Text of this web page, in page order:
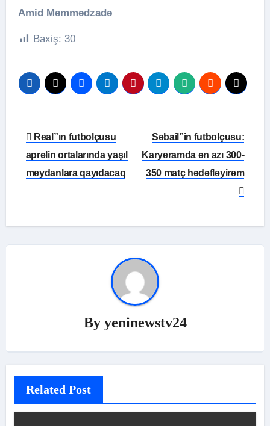
Amid Məmmədzadə
Baxiş: 30
Yazı
naviqasiyası
Real”ın futbolçusu
aprelin ortalarında yaşıl
meydanlara qayıdacaq
Səbail”in futbolçusu:
Karyeramda ən azı 300-
350 matç hədəfləyirəm
By yeninewstv24
Related Post